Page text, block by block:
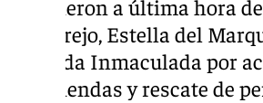
atendieron a última hora
Melgarejo, Estella del
barriada Inmaculada por
en viviendas y rescate de